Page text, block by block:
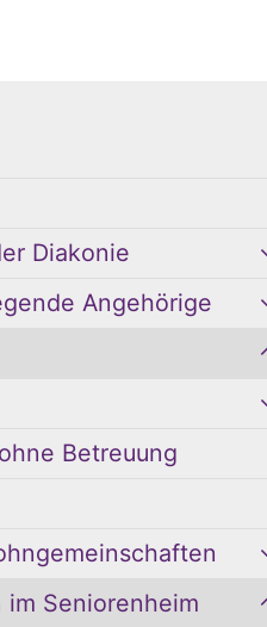
Diakonie
Angehörige
Betreuung
Seniorenheim